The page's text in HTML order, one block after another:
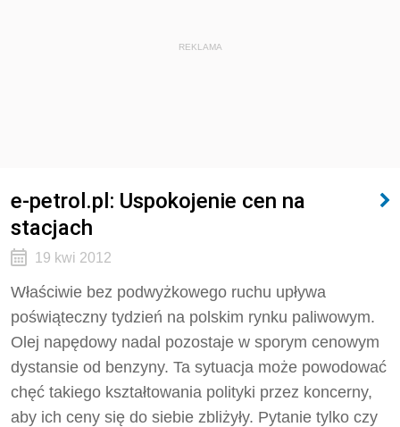
REKLAMA
e-petrol.pl: Uspokojenie cen na
stacjach
19 kwi 2012
Właściwie bez podwyżkowego ruchu upływa
poświąteczny tydzień na polskim rynku paliwowym.
Olej napędowy nadal pozostaje w sporym cenowym
dystansie od benzyny. Ta sytuacja może powodować
chęć takiego kształtowania polityki przez koncerny,
aby ich ceny się do siebie zbliżyły. Pytanie tylko czy